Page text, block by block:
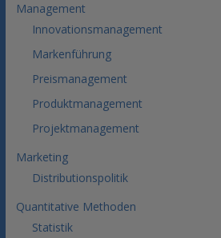
Management
Innovationsmanagement
Markenführung
Preismanagement
Produktmanagement
Projektmanagement
Marketing
Distributionspolitik
Quantitative Methoden
Statistik